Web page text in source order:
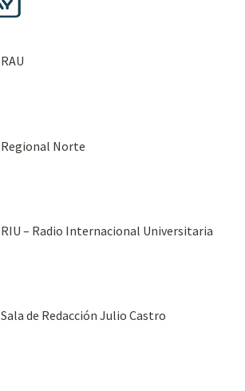
RAU
Regional Norte
RIU – Radio Internacional Universitaria
Sala de Redacción Julio Castro